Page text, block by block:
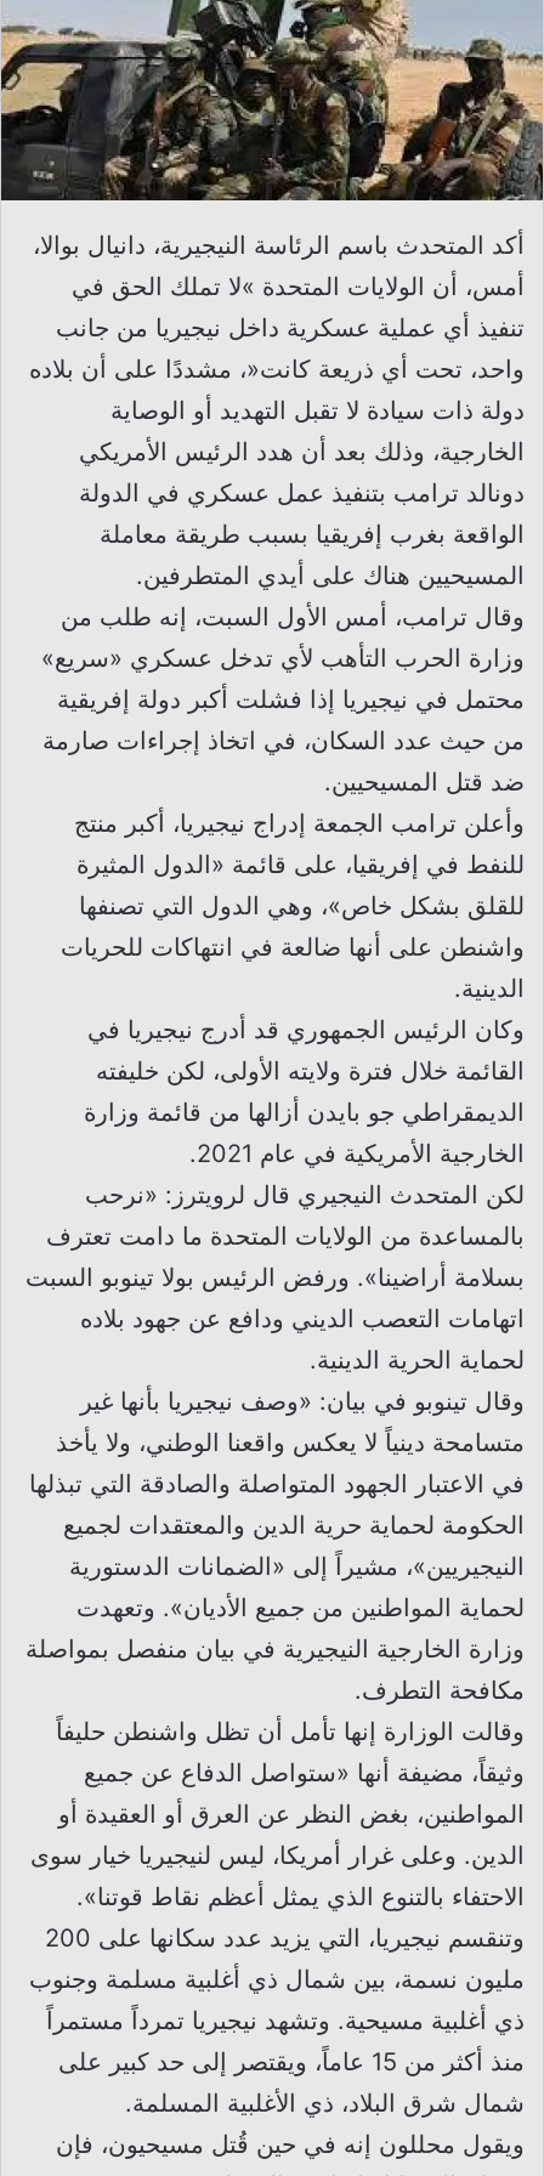
أكد المتحدث باسم الرئاسة النيجيرية، دانيال بوالا،
أمس، أن الولايات المتحدة »لا تملك الحق في
تنفيذ أي عملية عسكرية داخل نيجيريا من جانب
واحد، تحت أي ذريعة كانت«، مشددًا على أن بلاده
دولة ذات سيادة لا تقبل التهديد أو الوصاية
الخارجية، وذلك بعد أن هدد الرئيس الأمريكي
دونالد ترامب بتنفيذ عمل عسكري في الدولة
الواقعة بغرب إفريقيا بسبب طريقة معاملة
المسيحيين هناك على أيدي المتطرفين.
وقال ترامب، أمس الأول السبت، إنه طلب من
وزارة الحرب التأهب لأي تدخل عسكري «سريع»
محتمل في نيجيريا إذا فشلت أكبر دولة إفريقية
من حيث عدد السكان، في اتخاذ إجراءات صارمة
ضد قتل المسيحيين.
وأعلن ترامب الجمعة إدراج نيجيريا، أكبر منتج
للنفط في إفريقيا، على قائمة «الدول المثيرة
للقلق بشكل خاص»، وهي الدول التي تصنفها
واشنطن على أنها ضالعة في انتهاكات للحريات
الدينية.
وكان الرئيس الجمهوري قد أدرج نيجيريا في
القائمة خلال فترة ولايته الأولى، لكن خليفته
الديمقراطي جو بايدن أزالها من قائمة وزارة
الخارجية الأمريكية في عام 2021.
لكن المتحدث النيجيري قال لرويترز: «نرحب
بالمساعدة من الولايات المتحدة ما دامت تعترف
بسلامة أراضينا». ورفض الرئيس بولا تينوبو السبت
اتهامات التعصب الديني ودافع عن جهود بلاده
لحماية الحرية الدينية.
وقال تينوبو في بيان: «وصف نيجيريا بأنها غير
متسامحة دينياً لا يعكس واقعنا الوطني، ولا يأخذ
في الاعتبار الجهود المتواصلة والصادقة التي تبذلها
الحكومة لحماية حرية الدين والمعتقدات لجميع
النيجيريين»، مشيراً إلى «الضمانات الدستورية
لحماية المواطنين من جميع الأديان». وتعهدت
وزارة الخارجية النيجيرية في بيان منفصل بمواصلة
مكافحة التطرف.
وقالت الوزارة إنها تأمل أن تظل واشنطن حليفاً
وثيقاً، مضيفة أنها «ستواصل الدفاع عن جميع
المواطنين، بغض النظر عن العرق أو العقيدة أو
الدين. وعلى غرار أمريكا، ليس لنيجيريا خيار سوى
الاحتفاء بالتنوع الذي يمثل أعظم نقاط قوتنا».
وتنقسم نيجيريا، التي يزيد عدد سكانها على 200
مليون نسمة، بين شمال ذي أغلبية مسلمة وجنوب
ذي أغلبية مسيحية. وتشهد نيجيريا تمرداً مستمراً
منذ أكثر من 15 عاماً، ويقتصر إلى حد كبير على
شمال شرق البلاد، ذي الأغلبية المسلمة.
ويقول محللون إنه في حين قُتل مسيحيون، فإن